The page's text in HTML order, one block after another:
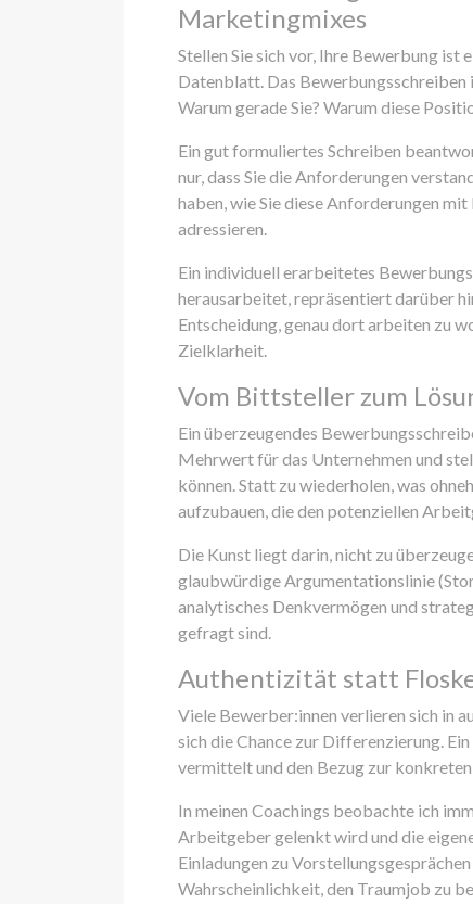
Marketingmixes
Stellen Sie sich vor, Ihre Bewerbung ist
Datenblatt. Das
Warum gerade Sie? Warum diese
Ein gut formuliertes Schreiben
nur, dass Sie die Anforderungen
haben, wie Sie diese Anforderungen
adressieren.
Ein individuell erarbeitetes
herausarbeitet, repräsentiert darüber
Entscheidung, genau dort arbeiten zu
Zielklarheit.
Vom Bittsteller zum
Ein überzeugendes
Mehrwert für das Unternehmen und
können. Statt zu wiederholen, was
aufzubauen, die den potenziellen
Die Kunst liegt darin, nicht zu
glaubwürdige Argumentationslinie
analytisches Denkvermögen und
gefragt sind.
Authentizität statt
Viele Bewerber:innen verlieren sich in
sich die Chance zur Differenzierung.
vermittelt und den Bezug zur
In meinen Coachings beobachte ich
Arbeitgeber gelenkt wird und die
Einladungen zu
Wahrscheinlichkeit, den Traumjob zu